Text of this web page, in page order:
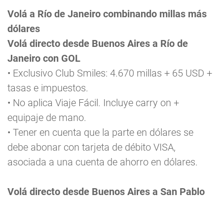
Volá a Río de Janeiro combinando millas más
dólares
Volá directo desde Buenos Aires a Río de
Janeiro con GOL
• Exclusivo Club Smiles: 4.670 millas + 65 USD +
tasas e impuestos.
• No aplica Viaje Fácil. Incluye carry on +
equipaje de mano.
• Tener en cuenta que la parte en dólares se
debe abonar con tarjeta de débito VISA,
asociada a una cuenta de ahorro en dólares.
Volá directo desde Buenos Aires a San Pablo